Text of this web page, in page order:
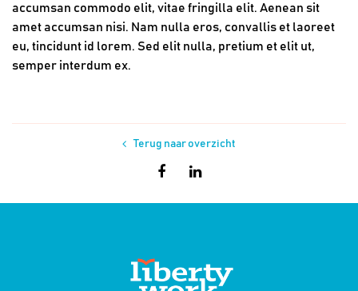
accumsan commodo elit, vitae fringilla elit. Aenean sit
amet accumsan nisi. Nam nulla eros, convallis et laoreet
eu, tincidunt id lorem. Sed elit nulla, pretium et elit ut,
semper interdum ex.
Terug naar overzicht